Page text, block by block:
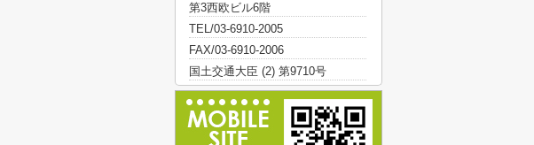
第3西欧ビル6階
TEL/03-6910-2005
FAX/03-6910-2006
国土交通大臣 (2) 第9710号